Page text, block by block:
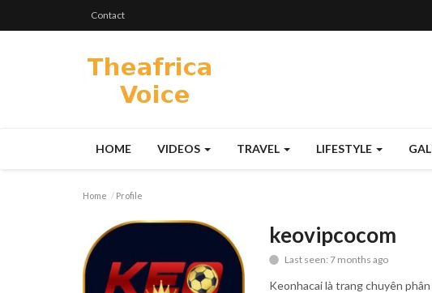
Contact
HOME VIDEOS TRAVEL LIFESTYLE
Home Profile
keovipcocom
Last seen: 7 months ago
Keonhacai là trang chuyên